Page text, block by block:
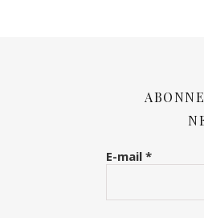
E-mail *